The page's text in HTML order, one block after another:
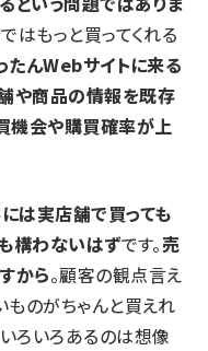
はもっと買ってくれる
たんWebサイトに来る
や商品の情報を既存
機会や購買確率が上
は実店舗で買っても
構わないはずです。売
から。顧客の観点言え
ものがちゃんと買えれ
ろいろあるのは想像